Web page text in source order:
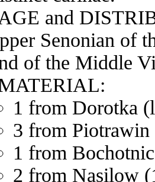
and
Senonian of
of the Middle
1 from Dorotka
3 from Piotrawin
1 from
2 from Nasilow